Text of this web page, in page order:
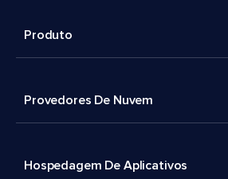
Produto
Provedores De Nuvem
Hospedagem De Aplicativos